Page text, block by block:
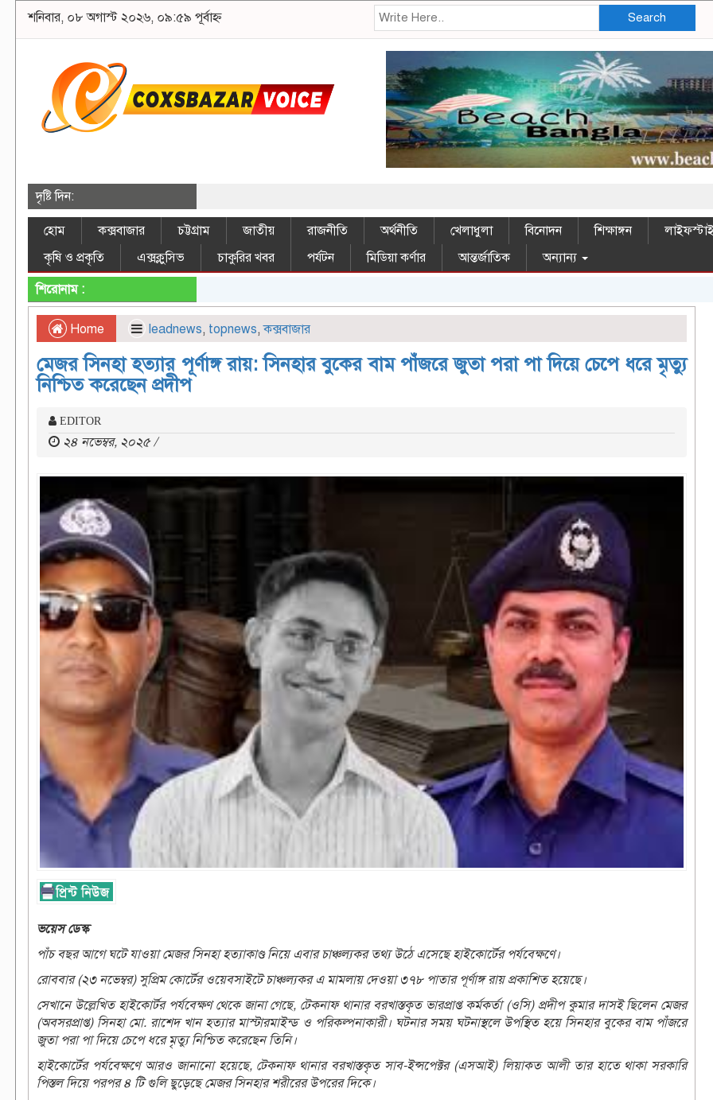
শনিবার, ০৮ অগাস্ট ২০২৬, ০৯:৫৯ পূর্বাহ্ন Search
দৃষ্টি দিন:
হোম কক্সবাজার চট্টগ্রাম জাতীয় রাজনীতি অর্থনীতি খেলাধুলা বিনোদন শিক্ষাঙ্গন
কৃষি ও প্রকৃতি
এক্সক্লুসিভ চাকুরির খবর পর্যটন মিডিয়া কর্ণার আন্তর্জাতিক
অন্যান্য
শিরোনাম :
Home leadnews, topnews,কক্সবাজার
মেজর সিনহা হত্যার পূর্ণাঙ্গ রায়: সিনহার বুকের বাম পাঁজরে জুতা পরা পা দিয়ে চেপে ধরে মৃত্যু
নিশ্চিত করেছেন প্রদীপ
EDITOR
২৪ নভেম্বর, ২০২৫ /
ভয়েস ডেস্ক
পাঁচ বছর আগে ঘটে যাওয়া মেজর সিনহা হত্যাকাণ্ড নিয়ে এবার চাঞ্চল্যকর তথ্য উঠে এসেছে হাইকোর্টের পর্যবেক্ষণে।
রোববার (২৩ নভেম্বর) সুপ্রিম কোর্টের ওয়েবসাইটে চাঞ্চল্যকর এ মামলায় দেওয়া ৩৭৮ পাতার পূর্ণাঙ্গ রায় প্রকাশিত হয়েছে।
সেখানে উল্লেখিত হাইকোর্টর পর্যবেক্ষণ থেকে জানা গেছে, টেকনাফ থানার বরখাস্তকৃত ভারপ্রাপ্ত কর্মকর্তা (ওসি) প্রদীপ কুমার দাসই ছিলেন মেজর
(অবসরপ্রাপ্ত) সিনহা মো. রাশেদ খান হত্যার মাস্টারমাইন্ড ও পরিকল্পনাকারী। ঘটনার সময় ঘটনাস্থলে উপস্থিত হয়ে সিনহার বুকের বাম পাঁজরে
জুতা পরা পা দিয়ে চেপে ধরে মৃত্যু নিশ্চিত করেছেন তিনি।
হাইকোর্টের পর্যবেক্ষণে আরও জানানো হয়েছে, টেকনাফ থানার বরখাস্তকৃত সাব-ইন্সপেক্টর (এসআই) লিয়াকত আলী তার হাতে থাকা সরকারি
পিস্তল দিয়ে পরপর ৪ টি গুলি ছুড়েছে মেজর সিনহার শরীরের উপরের দিকে।